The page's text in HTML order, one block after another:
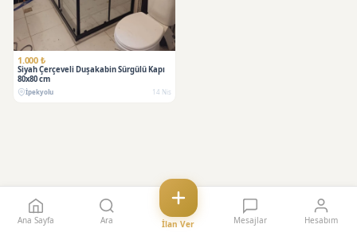
1.000 ₺
Siyah Çerçeveli Duşakabin Sürgülü Kapı
80x80 cm
İpekyolu 14 Nis
Ana Sayfa Ara İlan Ver Mesajlar Hesabım